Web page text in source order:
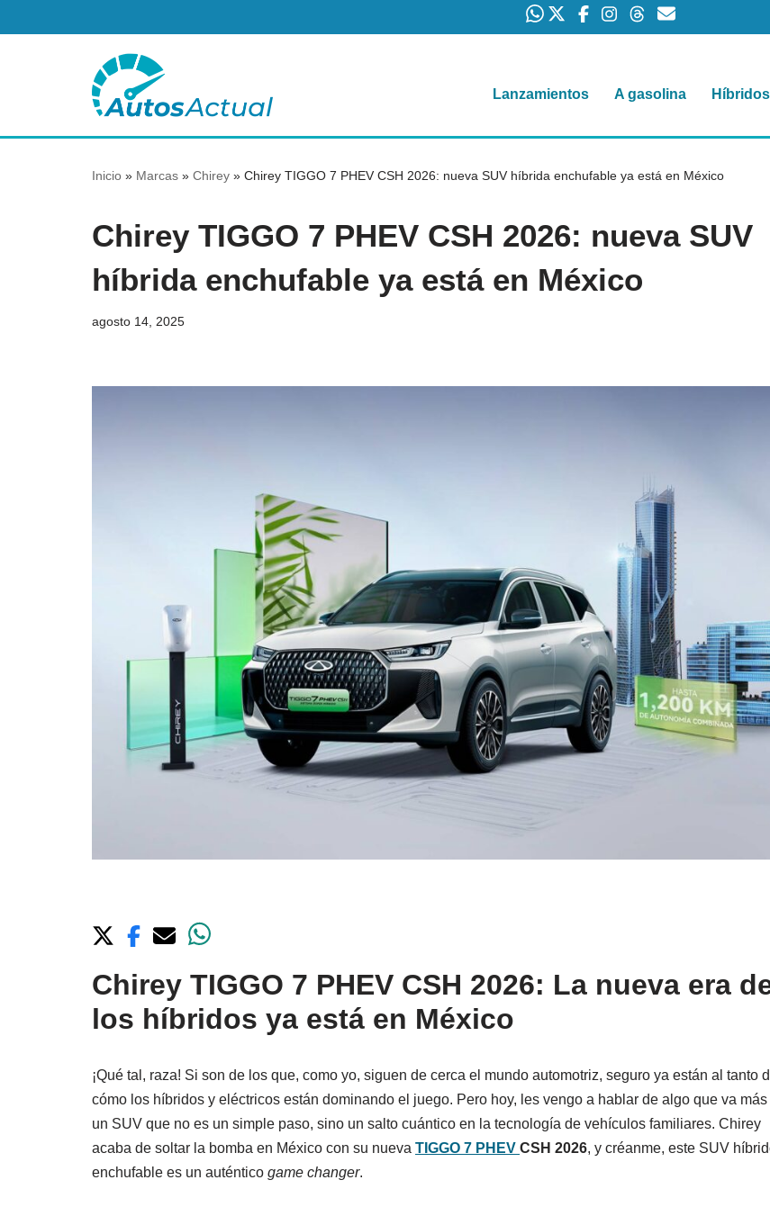
contenido
Lanzamientos A gasolina Híbridos
Inicio » Marcas » Chirey » Chirey TIGGO 7 PHEV CSH 2026: nueva SUV híbrida enchufable ya está en México
Chirey TIGGO 7 PHEV CSH 2026: nueva SUV
híbrida enchufable ya está en México
agosto 14, 2025
Chirey TIGGO 7 PHEV CSH 2026: La nueva era
los híbridos ya está en México
¡Qué tal, raza! Si son de los que, como yo, siguen de cerca el mundo automotriz, seguro ya están al tanto
cómo los híbridos y eléctricos están dominando el juego. Pero hoy, les vengo a hablar de algo que va más
un SUV que no es un simple paso, sino un salto cuántico en la tecnología de vehículos familiares. Chirey
acaba de soltar la bomba en México con su nueva TIGGO 7 PHEV CSH 2026, y créanme, este SUV
enchufable es un auténtico game changer.